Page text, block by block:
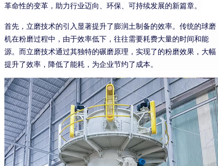
革命性的变革，助力行业迈向、环保、可持续发展的新篇章。
首先，立磨技术的引入显著提升了膨润土制备的效率。传统的球磨
机在粉磨过程中，由于效率低下，往往需要耗费大量的时间和能
源。而立磨技术通过其独特的碾磨原理，实现了的粉磨效果，大幅
提升了效率，降低了能耗，为企业节约了成本。